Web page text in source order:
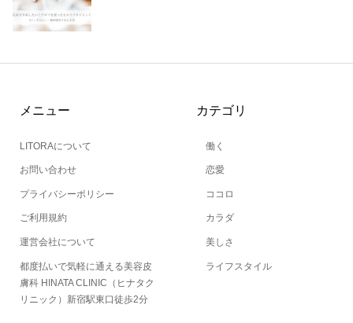
メニュー
LITORAについて
お問い合わせ
プライバシーポリシー
ご利用規約
運営会社について
都度払いで気軽に通える美容皮
膚科 HINATA CLINIC（ヒナタク
リニック）新宿駅東口徒歩2分
カテゴリ
働く
恋愛
ココロ
カラダ
美しさ
ライフスタイル